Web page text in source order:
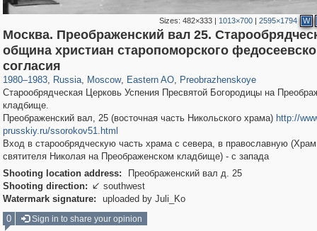
Sizes: 482×333| 1013×700| 2595×1794 W
Москва. Преображенский вал 25.
община христиан старопоморского
согласия
1980–1983, Russia, Moscow
319,882
, Eastern AO, Preobrazhenskoye
Старообрядческая Церковь Успения Пресвятой Богородицы на
кладбище.
Преображенский вал, 25 (восточная часть Никольского храма) http://
prusskiy.ru/ssorokov51.html
Вход в старообрядческую часть храма с севера, в православную (Храм
святителя Николая на Преображенском кладбище) - с запада
Shooting location address:
Преображенский вал д. 25
Shooting direction:  southwest
Watermark signature:
uploaded by Juli_Ko
0
Sign in to share your opinion